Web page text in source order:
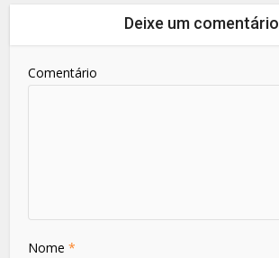
Deixe um comentário
Comentário
Nome*